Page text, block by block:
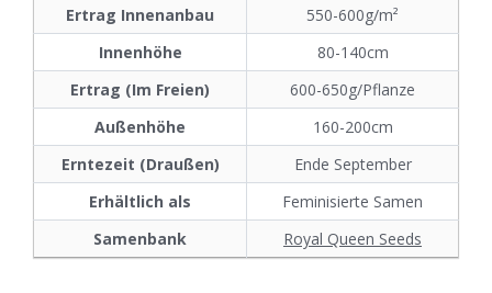
Ertrag Innenanbau
550-600g/m²
Innenhöhe
80-140cm
Ertrag (Im Freien)
600-650g/Pflanze
Außenhöhe
160-200cm
Erntezeit (Draußen)
Ende September
Erhältlich als
Feminisierte Samen
Samenbank
Royal Queen Seeds